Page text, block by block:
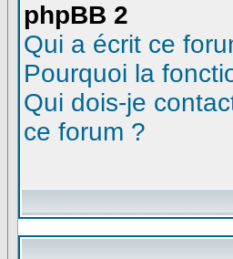
phpBB 2
Qui a écrit ce
Pourquoi la
Qui dois-je
ce forum ?